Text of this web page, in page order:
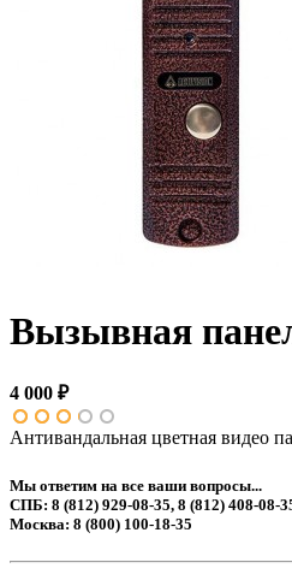
Вызывная
4 000 ₽
Антивандальная цветная видео
Мы ответим на все ваши вопросы...
СПБ: 8 (812) 929-08-35, 8 (812) 408-08-
Москва: 8 (800) 100-18-35